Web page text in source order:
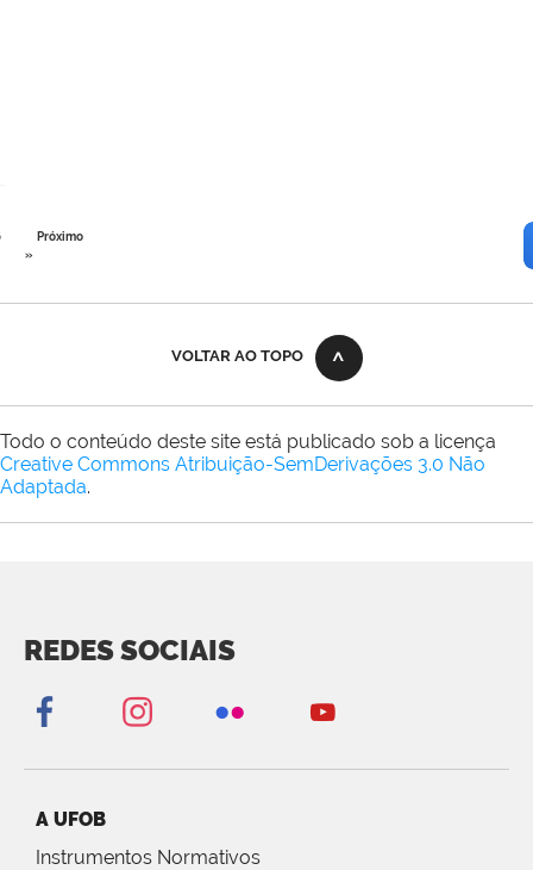
Próximo
»
VOLTAR AO TOPO
Todo o conteúdo deste site está publicado sob a licença
Creative Commons Atribuição-SemDerivações 3.0 Não
Adaptada.
REDES SOCIAIS
A UFOB
Instrumentos Normativos